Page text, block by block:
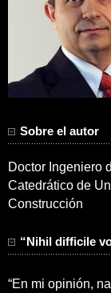
Sobre el autor
Doctor Ingeniero
Catedrático de
Construcción
“Nihil difficile
“En mi opinión,